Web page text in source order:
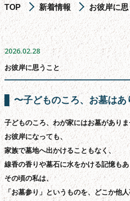
TOP 新着情報 お彼岸に
お墓じまい
お墓の引っ越し
文字彫り
採用情報
楽天通販
スタッフ紹介
よくある質問
会社概要
お問い合わせフォーム
サイトマップ
2026.02.28
お彼岸に思うこと
〜子どものころ、お墓は
子どものころ、わが家にはお墓がありま
お彼岸になっても、
家族で墓地へ出かけることもなく、
線香の香りや墓石に水をかける記憶もあ
その頃の私は、
「お墓参り」というものを、どこか他